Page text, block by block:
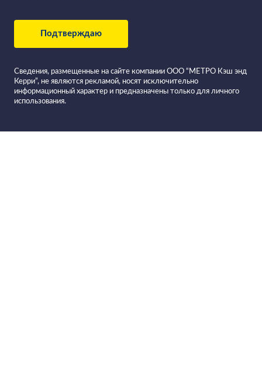
Подтверждаю
Сведения, размещенные на сайте компании ООО “МЕТРО Кэш энд
Керри”, не являются рекламой, носят исключительно
информационный характер и предназначены только для личного
использования.